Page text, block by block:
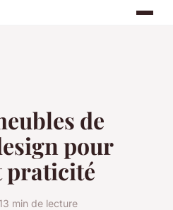
de
pour
praticité
min de lecture